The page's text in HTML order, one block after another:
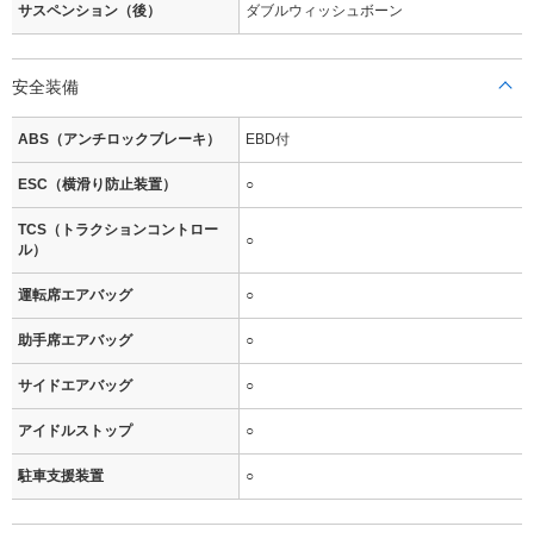
サスペンション（後） ダブルウィッシュボーン
安全装備
ABS（アンチロックブレーキ） EBD付
ESC（横滑り防止装置） ○
TCS（トラクションコントロー
ル）
○
運転席エアバッグ ○
助手席エアバッグ ○
サイドエアバッグ ○
アイドルストップ ○
駐車支援装置 ○